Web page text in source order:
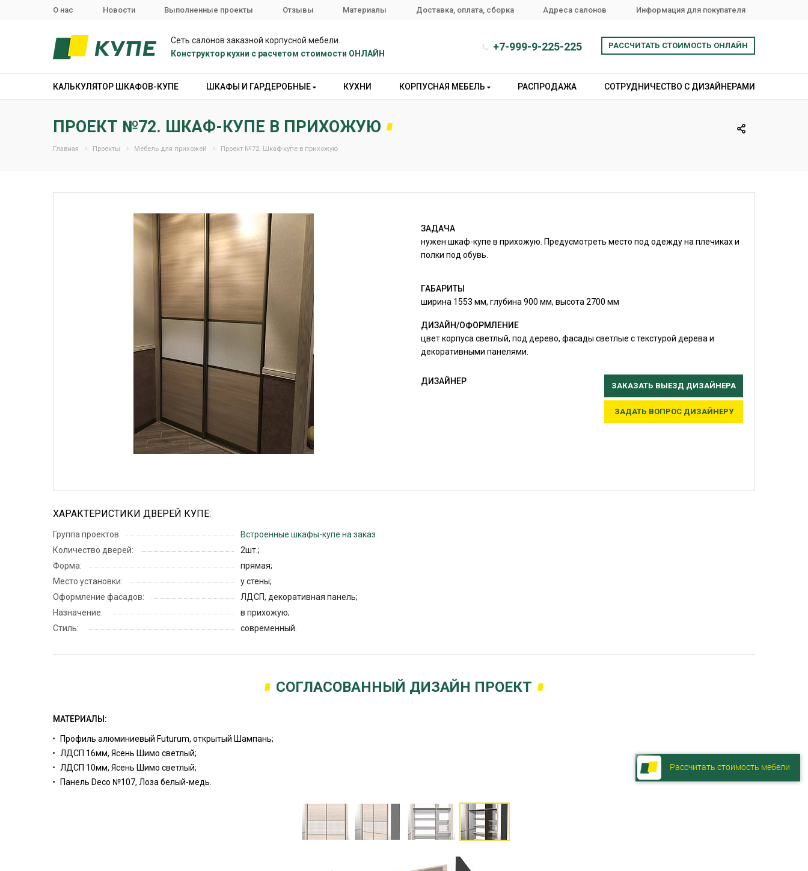
О нас Новости Выполненные проекты Отзывы Материалы Доставка, оплата, сборка Адреса салонов Информация для покупателя
Сеть салонов заказной корпусной мебели.
Конструктор кухни с расчетом стоимости ОНЛАЙН
+7-999-9-225-225 РАССЧИТАТЬ СТОИМОСТЬ ОНЛАЙН
КАЛЬКУЛЯТОР ШКАФОВ-КУПЕ ШКАФЫ И ГАРДЕРОБНЫЕ КУХНИ КОРПУСНАЯ МЕБЕЛЬ РАСПРОДАЖА СОТРУДНИЧЕСТВО С ДИЗАЙНЕРАМИ
ПРОЕКТ №72. ШКАФ-КУПЕ В ПРИХОЖУЮ
Главная Проекты Мебель для прихожей Проект №72. Шкаф-купе в прихожую
ЗАДАЧА
нужен шкаф-купе в прихожую. Предусмотреть место под одежду на плечиках и
полки под обувь.
ГАБАРИТЫ
ширина 1553 мм, глубина 900 мм, высота 2700 мм
ДИЗАЙН/ОФОРМЛЕНИЕ
цвет корпуса светлый, под дерево, фасады светлые с текстурой дерева и
декоративными панелями.
ДИЗАЙНЕР ЗАКАЗАТЬ ВЫЕЗД ДИЗАЙНЕРА
ЗАДАТЬ ВОПРОС ДИЗАЙНЕРУ
ХАРАКТЕРИСТИКИ ДВЕРЕЙ КУПЕ:
Группа проектов
Встроенные шкафы-купе на заказ
Количество дверей:
2шт.;
Форма:
прямая;
Место установки:
у стены;
Оформление фасадов:
ЛДСП, декоративная панель;
Назначение:
в прихожую;
Стиль:
современный.
СОГЛАСОВАННЫЙ ДИЗАЙН ПРОЕКТ
МАТЕРИАЛЫ:
Профиль алюминиевый Futurum, открытый Шампань;
ЛДСП 16мм, Ясень Шимо светлый;
ЛДСП 10мм, Ясень Шимо светлый;
Панель Deco №107, Лоза белый-медь.
Рассчитать стоимость мебели